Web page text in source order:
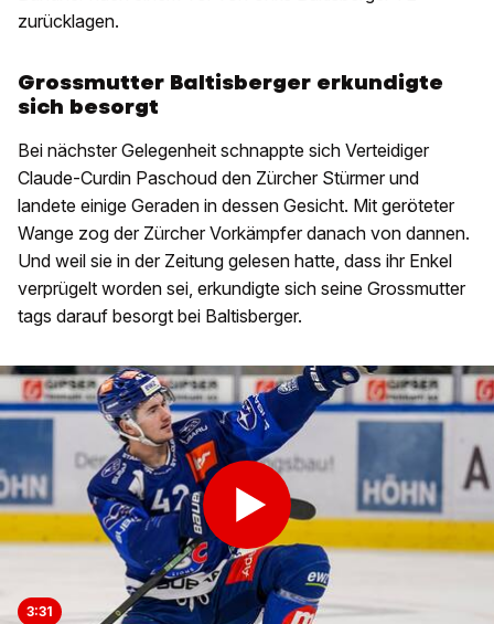
zurücklagen.
Grossmutter Baltisberger erkundigte
sich besorgt
Bei nächster Gelegenheit schnappte sich Verteidiger
Claude-Curdin Paschoud den Zürcher Stürmer und
landete einige Geraden in dessen Gesicht. Mit geröteter
Wange zog der Zürcher Vorkämpfer danach von dannen.
Und weil sie in der Zeitung gelesen hatte, dass ihr Enkel
verprügelt worden sei, erkundigte sich seine Grossmutter
tags darauf besorgt bei Baltisberger.
3:31